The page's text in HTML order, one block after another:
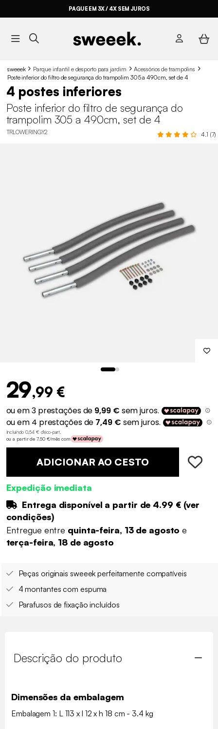
PAGUE EM 3X / 4X SEM JUROS
sweeek Parque infantil e desporto para jardim
Acessórios de trampolins
Poste inferior do filtro de segurança do trampolim 305 a 490cm, set de 4
4 postes inferiores
Poste inferior do filtro de segurança do
trampolim 305 a 490cm, set de 4
TRLOWERINGY2 4.1 (7)
29,99 €
Incluindo 0,54 € d'éco-part.
ou a partir de 7,50 €/mês com
ADICIONAR AO CESTO
Expedição imediata
Entrega disponível a partir de 4.99 €(ver
condições)
Entregue entre quinta-feira, 13 de agostoe
terça-feira, 18 de agosto
Peças originais sweeek perfeitamente compatíveis
4 montantes com espuma
Parafusos de fixação incluídos
Descrição do produto
Dimensões da embalagem
Embalagem 1: L 113 x l 12 x h 18 cm - 3.4 kg